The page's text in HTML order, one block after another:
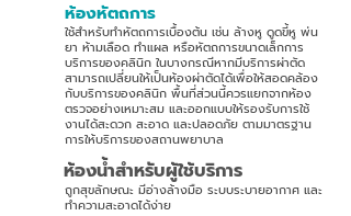
ห้องหัตถการ
ใช้สำหรับทำหัตถการเบื้องต้น เช่น ล้างหู ดูดขี้หู พ่น
ยา ห้ามเลือด ทำแผล หรือหัตถการขนาดเล็กการ
บริการของคลินิก ในบางกรณีหากมีบริการผ่าตัด
สามารถเปลี่ยนให้เป็นห้องผ่าตัดได้เพื่อให้สอดคล้อง
กับบริการของคลินิก พื้นที่ส่วนนี้ควรแยกจากห้อง
ตรวจอย่างเหมาะสม และออกแบบให้รองรับการใช้
งานได้สะดวก สะอาด และปลอดภัย ตามมาตรฐาน
การให้บริการของสถานพยาบาล
ห้องน้ำสำหรับผู้ใช้บริการ
ถูกสุขลักษณะ มีอ่างล้างมือ ระบบระบายอากาศ และ
ทำความสะอาดได้ง่าย